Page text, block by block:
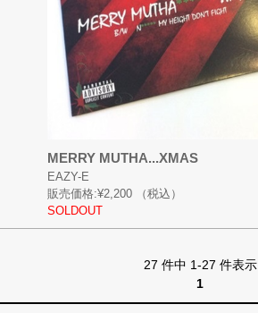
MERRY MUTHA...XMAS
EAZY-E
販売価格:¥2,200
（税込）
SOLDOUT
27 件中 1-27 件表示
1